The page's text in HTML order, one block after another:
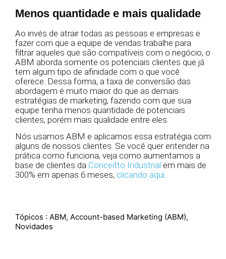
Menos quantidade e mais qualidade
Ao invés de atrair todas as pessoas e empresas e
fazer com que a equipe de vendas trabalhe para
filtrar aqueles que são compatíveis com o negócio, o
ABM aborda somente os potenciais clientes que já
tem algum tipo de afinidade com o que você
oferece. Dessa forma, a taxa de conversão das
abordagem é muito maior do que as demais
estratégias de marketing, fazendo com que sua
equipe tenha menos quantidade de potenciais
clientes, porém mais qualidade entre eles.
Nós usamos ABM e aplicamos essa estratégia com
alguns de nossos clientes. Se você quer entender na
prática como funciona, veja como aumentamos a
base de clientes da Conceitto Industrial em mais de
300% em apenas 6 meses, clicando aqui.
Tópicos : ABM, Account-based Marketing (ABM),
Novidades